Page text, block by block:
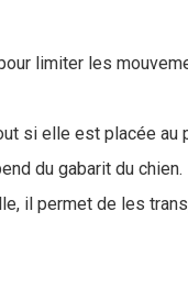
limiter les
si elle est placée au
du gabarit du chien.
il permet de les